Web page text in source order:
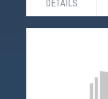
DETAILS